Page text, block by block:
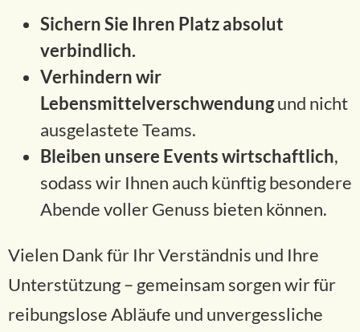
Sichern Sie Ihren Platz absolut
verbindlich.
Verhindern wir
Lebensmittelverschwendungund nicht
ausgelastete Teams.
Bleiben unsere Events wirtschaftlich,
sodass wir Ihnen auch künftig besondere
Abende voller Genuss bieten können.
Vielen Dank für Ihr Verständnis und Ihre
Unterstützung – gemeinsam sorgen wir für
reibungslose Abläufe und unvergessliche